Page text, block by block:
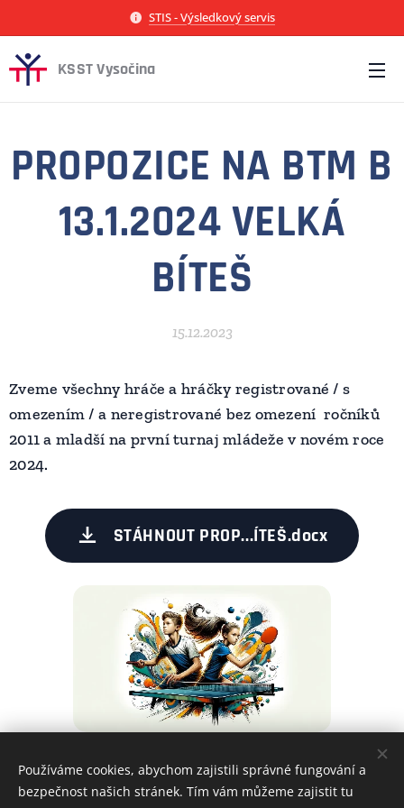
STIS - Výsledkový servis
KSST Vysočina
PROPOZICE NA BTM B
13.1.2024 VELKÁ
BÍTEŠ
15.12.2023
Zveme všechny hráče a hráčky registrované / s
omezením / a neregistrované bez omezení ročníků
2011 a mladší na první turnaj mládeže v novém roce
2024.
STÁHNOUT PROP...ÍTEŠ.docx
Share
Používáme cookies, abychom zajistili správné fungování a
bezpečnost našich stránek. Tím vám můžeme zajistit tu